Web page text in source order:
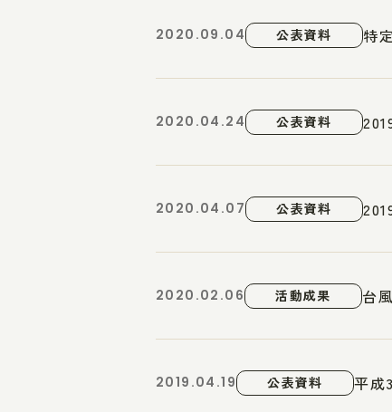
2020.09.04 公表資料 特
2020.04.24 公表資料
2020.04.07 公表資料
2020.02.06 活動成果 台
2019.04.19 公表資料 平成